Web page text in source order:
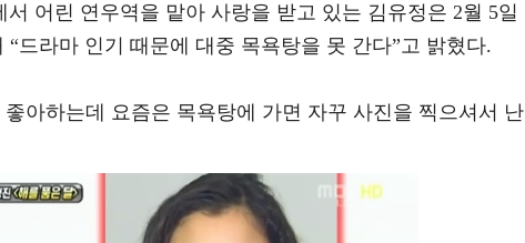
서 어린 연우역을 맡아 사랑을 받고 있는 김유정은 2월 5일
“드라마 인기 때문에 대중 목욕탕을 못 간다”고 밝혔다.
아하는데 요즘은 목욕탕에 가면 자꾸 사진을 찍으셔서 난